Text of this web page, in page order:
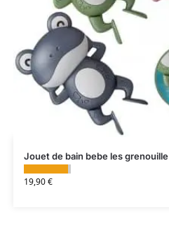
Jouet de bain bebe les grenouille
19,90€